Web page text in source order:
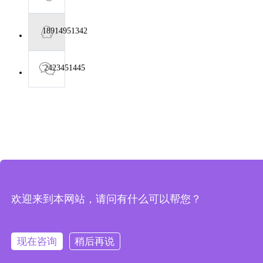
18914951342
2423451445
欢迎来到本网站，请问有什么可以帮您？
现在咨询 稍后再说